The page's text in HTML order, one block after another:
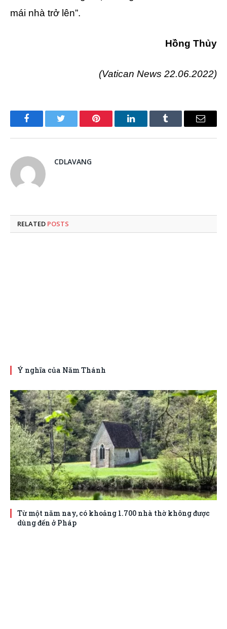
mái nhà trở lên”.
Hồng Thủy
(Vatican News 22.06.2022)
FacebookTwitter Pinterest LinkedInTumblr Email
CDLAVANG
RELATED POSTS
Ý nghĩa của Năm Thánh
Từ một năm nay, có khoảng 1.700 nhà thờ không được
dùng đến ở Pháp